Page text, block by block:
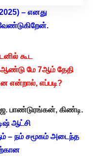
– எனது
கூட
ஆண்டு மே 7ஆம் தேதி
என்றால், எப்படி?
பாண்டுரங்கன், கிண்டி.
ஆட்சி
– நம் சமூகம் அடைந்த